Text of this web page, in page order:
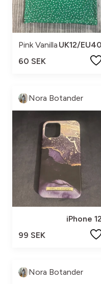
Pink Vanilla UK12/EU40
60 SEK
Nora Botander
iPhone 12
99 SEK
Nora Botander